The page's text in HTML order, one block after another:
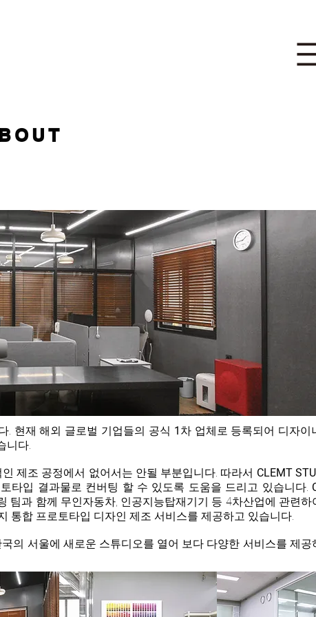
. 현재 해외 글로벌 기업들의 공식 1 차 업체로 등록되어 디자이
니다.
제조 공정에서 없어서는 안될 부분입니다. 따라서 CLEMT
타입 결과물로 컨버팅 할 수 있도록 도움을 드리고 있습니다.
팀과 함께 무인자동차, 인공지능탑재기기 등 4차산업에 관련하
통합 프로토타입 디자인 제조 서비스를 제공하고 있습니다.
의 서울에 새로운 스튜디오를 열어 보다 다양한 서비스를 제공